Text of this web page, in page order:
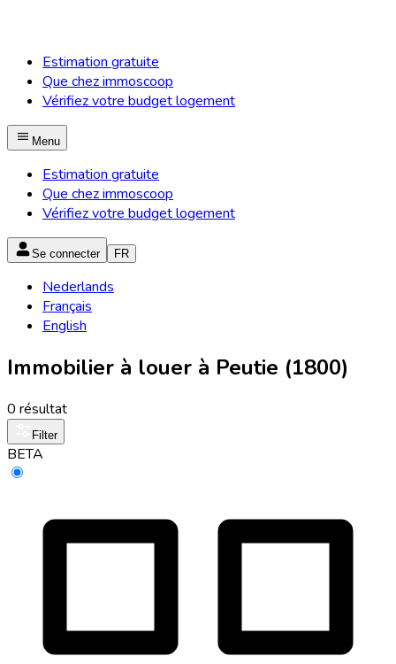
Estimation gratuite
Que chez immoscoop
Vérifiez votre budget logement
Menu
Estimation gratuite
Que chez immoscoop
Vérifiez votre budget logement
Se connecter FR
Nederlands
Français
English
Immobilier à louer à Peutie (1800)
0 résultat
Filter
BETA